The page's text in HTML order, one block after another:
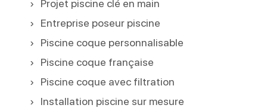
Projet piscine clé en main
Entreprise poseur piscine
Piscine coque personnalisable
Piscine coque française
Piscine coque avec filtration
Installation piscine sur mesure